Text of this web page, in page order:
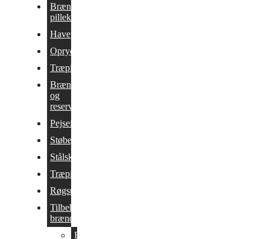
Brænde og
pillekomfurer
Havepejs
Oprydning/Tilbud
Træpilleovne
Brændeovne
og
reservedele
Pejseindsatser
Støbejernsovne
Stålskorstene
Træpillekedler
Røgsuger
Tilbehør til
brændeovn
Brændespande